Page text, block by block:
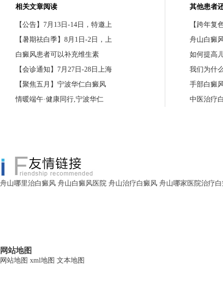
相关文章阅读
【公告】7月13日-14日，特邀上
【暑期祛白季】8月1日-2日，上
白癜风患者可以补充维生素
【会诊通知】7月27日-28日上海
【聚焦五月】宁波华仁白癜风
情暖端午·健康同行,宁波华仁
其他患者
【跨年复
舟山白癜
如何提高
我们为什
手部白癜
中医治疗
舟山哪里治白癜风 舟山白癜风医院 舟山治疗白癜风 舟山哪家医院治疗
网站地图
网站地图 xml地图 文本地图